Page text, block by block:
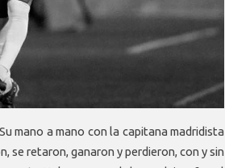
mano a mano con la capitana madridista
se retaron, ganaron y perdieron, con y sin